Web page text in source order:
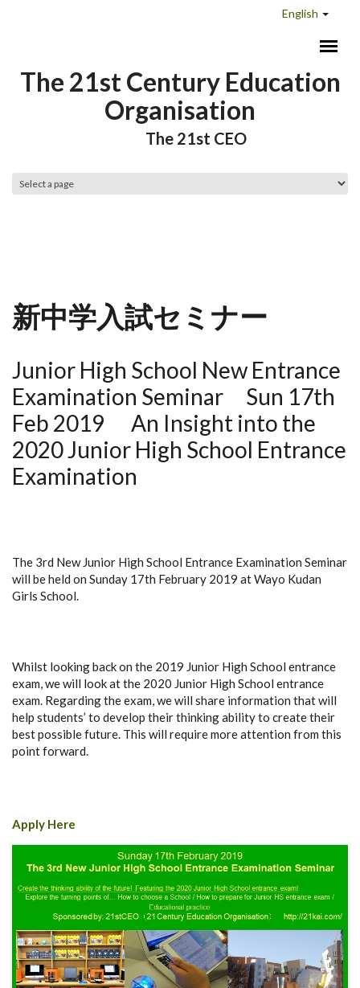
English
The 21st Century Education
Organisation
The 21st CEO
新中学入試セミナー
Junior High School New Entrance
Examination Seminar Sun 17th
Feb 2019 An Insight into the
2020 Junior High School Entrance
Examination
The 3rd New Junior High School Entrance Examination Seminar
will be held on Sunday 17th February 2019 at Wayo Kudan
Girls School.
Whilst looking back on the 2019 Junior High School entrance
exam, we will look at the 2020 Junior High School entrance
exam. Regarding the exam, we will share information that will
help students’ to develop their thinking ability to create their
best possible future. This will require more attention from this
point forward.
Apply Here